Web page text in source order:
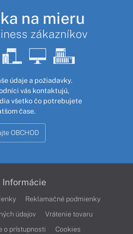
na mieru
zákazníkov
údaje a požiadavky.
vás kontaktujú,
všetko čo potrebujete
čase.
OBCHOD
Informácie
Reklamačné podmienky
údajov
Vrátenie tovaru
o prístupnosti
Cookies